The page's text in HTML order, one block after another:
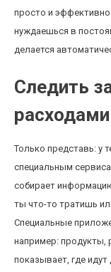
просто и
нуждаешься в
делается
Следить
расходами
Только представь: у
специальным
собирает
ты что-то тратишь
Специальные
например: продукты,
показывает, где